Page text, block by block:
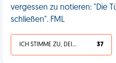
vergessen zu notieren: "Die
schließen". FML
ICH STIMME ZU, DEIN LEBEN IST SCHEISSE 37